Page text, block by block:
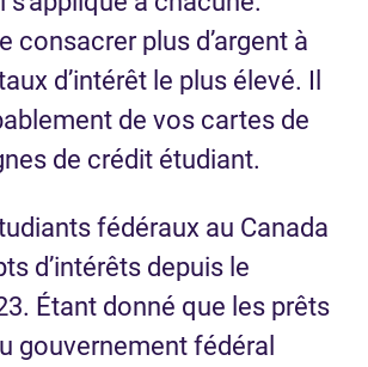
consacrer plus d’argent à
d’intérêt le plus élevé. Il
de vos cartes de
de crédit étudiant.
fédéraux au Canada
d’intérêts depuis le
Étant donné que les prêts
gouvernement fédéral